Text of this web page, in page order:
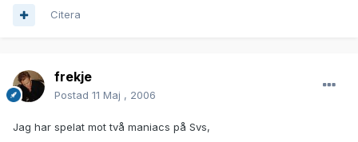
Citera
frekje
Postad 11 Maj , 2006
Jag har spelat mot två maniacs på Svs,